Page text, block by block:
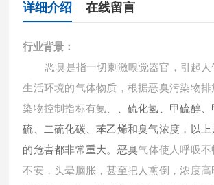
详细介绍 在线留言
行业背景：
恶臭是指一切刺激嗅觉器官，引起
生活环境的气体物质，根据恶臭污染物
染物控制指标有氨、
、硫化氢、甲硫醇
硫、二硫化碳、苯乙烯和臭气浓度，以
的危害都非常重大。恶臭气体使人呼吸不
不安，头晕脑胀，甚至把人熏倒，浓度